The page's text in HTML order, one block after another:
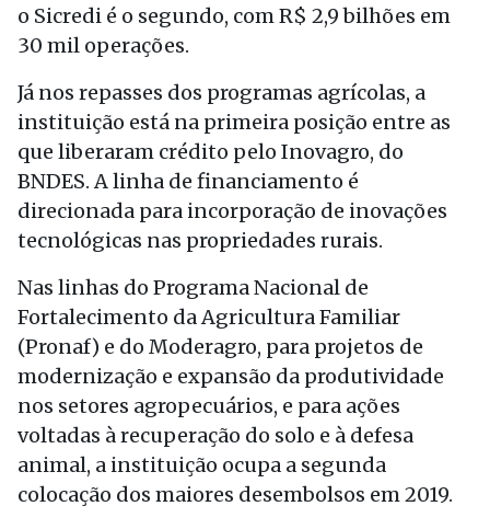
o Sicredi é o segundo, com R$ 2,9 bilhões em
30 mil operações.
Já nos repasses dos programas agrícolas, a
instituição está na primeira posição entre as
que liberaram crédito pelo Inovagro, do
BNDES. A linha de financiamento é
direcionada para incorporação de inovações
tecnológicas nas propriedades rurais.
Nas linhas do Programa Nacional de
Fortalecimento da Agricultura Familiar
(Pronaf) e do Moderagro, para projetos de
modernização e expansão da produtividade
nos setores agropecuários, e para ações
voltadas à recuperação do solo e à defesa
animal, a instituição ocupa a segunda
colocação dos maiores desembolsos em 2019.